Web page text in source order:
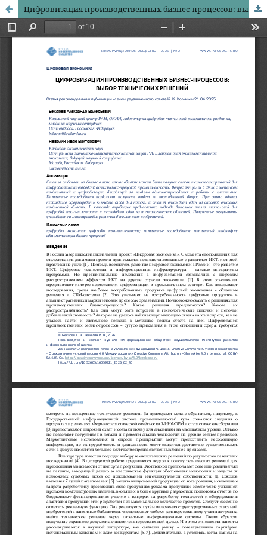
Цифровизация производственных бизнес-процессов: выбор технических решений